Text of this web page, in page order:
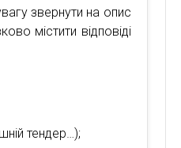
звернути на опис
містити відповіді
тендер…);